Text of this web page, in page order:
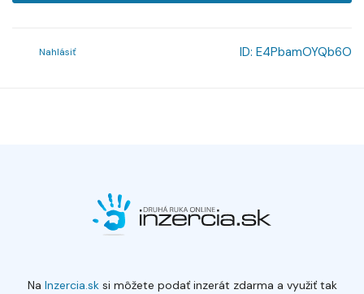
Nahlásiť ID: E4PbamOYQb6O
Na Inzercia.sksi môžete podať inzerát zdarma a využiť tak